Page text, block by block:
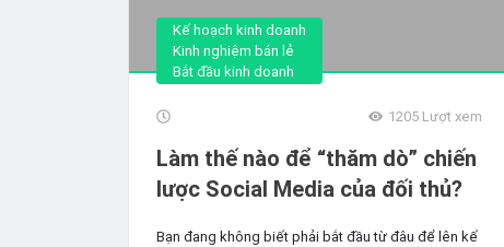
Kế hoạch kinh doanh
Kinh nghiệm bán lẻ
Bắt đầu kinh doanh
1205Lượt xem
Làm thế nào để “thăm dò” chiến
lược Social Media của đối thủ?
Bạn đang không biết phải bắt đầu từ đâu để lên kế